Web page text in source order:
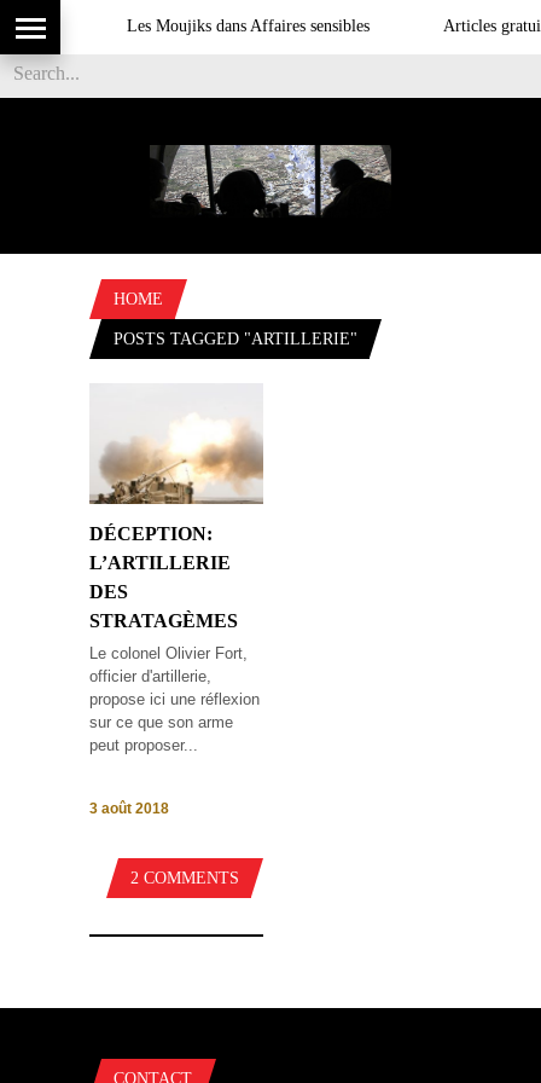
Les Moujiks dans Affaires sensibles Articles
HOME
POSTS TAGGED "ARTILLERIE"
DÉCEPTION:
L’ARTILLERIE
DES
STRATAGÈMES
Le colonel Olivier Fort,
officier d'artillerie,
propose ici une réflexion
sur ce que son arme
peut proposer...
3 août 2018
2 COMMENTS
CONTACT